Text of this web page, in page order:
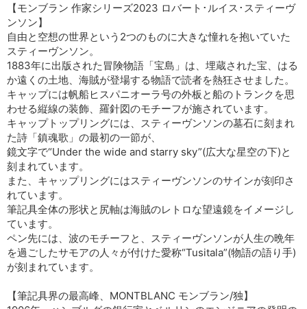
【モンブラン 作家シリーズ2023 ロバート･ルイス･スティーヴ
ンソン】
自由と空想の世界という2つのものに大きな憧れを抱いていた
スティーヴンソン。
1883年に出版された冒険物語「宝島」は、埋蔵された宝、はる
か遠くの土地、海賊が登場する物語で読者を熱狂させました。
キャップには帆船ヒスパニオーラ号の外板と船のトランクを思
わせる縦線の装飾、羅針図のモチーフが施されています。
キャップトップリングには、スティーヴンソンの墓石に刻まれ
た詩「鎮魂歌」の最初の一節が、
鏡文字で“Under the wide and starry sky”(広大な星空の下)と
刻まれています。
また、キャップリングにはスティーヴンソンのサインが刻印さ
れています。
筆記具全体の形状と尻軸は海賊のレトロな望遠鏡をイメージし
ています。
ペン先には、波のモチーフと、スティーヴンソンが人生の晩年
を過ごしたサモアの人々が付けた愛称“Tusitala”(物語の語り手)
が刻まれています。
【筆記具界の最高峰、MONTBLANC モンブラン/独】